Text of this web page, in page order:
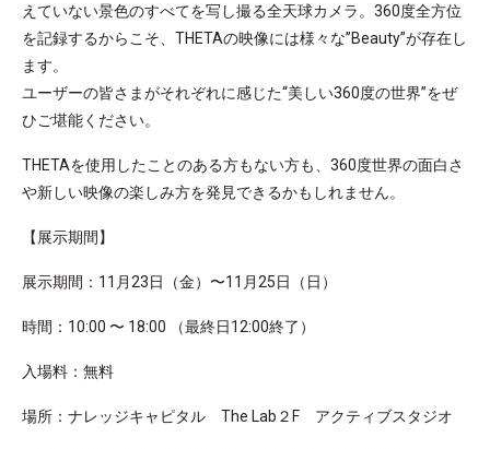
えていない景色のすべてを写し撮る全天球カメラ。360度全方位
を記録するからこそ、THETAの映像には様々な”Beauty”が存在し
ます。
ユーザーの皆さまがそれぞれに感じた“美しい360度の世界”をぜ
ひご堪能ください。
THETAを使用したことのある方もない方も、360度世界の面白さ
や新しい映像の楽しみ方を発見できるかもしれません。
【展示期間】
展示期間：11月23日（金）〜11月25日（日）
時間：10:00 〜 18:00 （最終日12:00終了）
入場料：無料
場所：ナレッジキャピタル The Lab２F アクティブスタジオ